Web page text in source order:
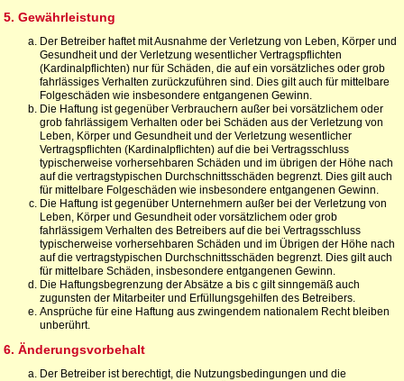
5. Gewährleistung
Der Betreiber haftet mit Ausnahme der Verletzung von Leben, Körper und
Gesundheit und der Verletzung wesentlicher Vertragspflichten
(Kardinalpflichten) nur für Schäden, die auf ein vorsätzliches oder grob
fahrlässiges Verhalten zurückzuführen sind. Dies gilt auch für mittelbare
Folgeschäden wie insbesondere entgangenen Gewinn.
Die Haftung ist gegenüber Verbrauchern außer bei vorsätzlichem oder
grob fahrlässigem Verhalten oder bei Schäden aus der Verletzung von
Leben, Körper und Gesundheit und der Verletzung wesentlicher
Vertragspflichten (Kardinalpflichten) auf die bei Vertragsschluss
typischerweise vorhersehbaren Schäden und im übrigen der Höhe nach
auf die vertragstypischen Durchschnittsschäden begrenzt. Dies gilt auch
für mittelbare Folgeschäden wie insbesondere entgangenen Gewinn.
Die Haftung ist gegenüber Unternehmern außer bei der Verletzung von
Leben, Körper und Gesundheit oder vorsätzlichem oder grob
fahrlässigem Verhalten des Betreibers auf die bei Vertragsschluss
typischerweise vorhersehbaren Schäden und im Übrigen der Höhe nach
auf die vertragstypischen Durchschnittsschäden begrenzt. Dies gilt auch
für mittelbare Schäden, insbesondere entgangenen Gewinn.
Die Haftungsbegrenzung der Absätze a bis c gilt sinngemäß auch
zugunsten der Mitarbeiter und Erfüllungsgehilfen des Betreibers.
Ansprüche für eine Haftung aus zwingendem nationalem Recht bleiben
unberührt.
6. Änderungsvorbehalt
Der Betreiber ist berechtigt, die Nutzungsbedingungen und die